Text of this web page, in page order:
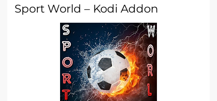
ON
Sport World – Kodi Addon